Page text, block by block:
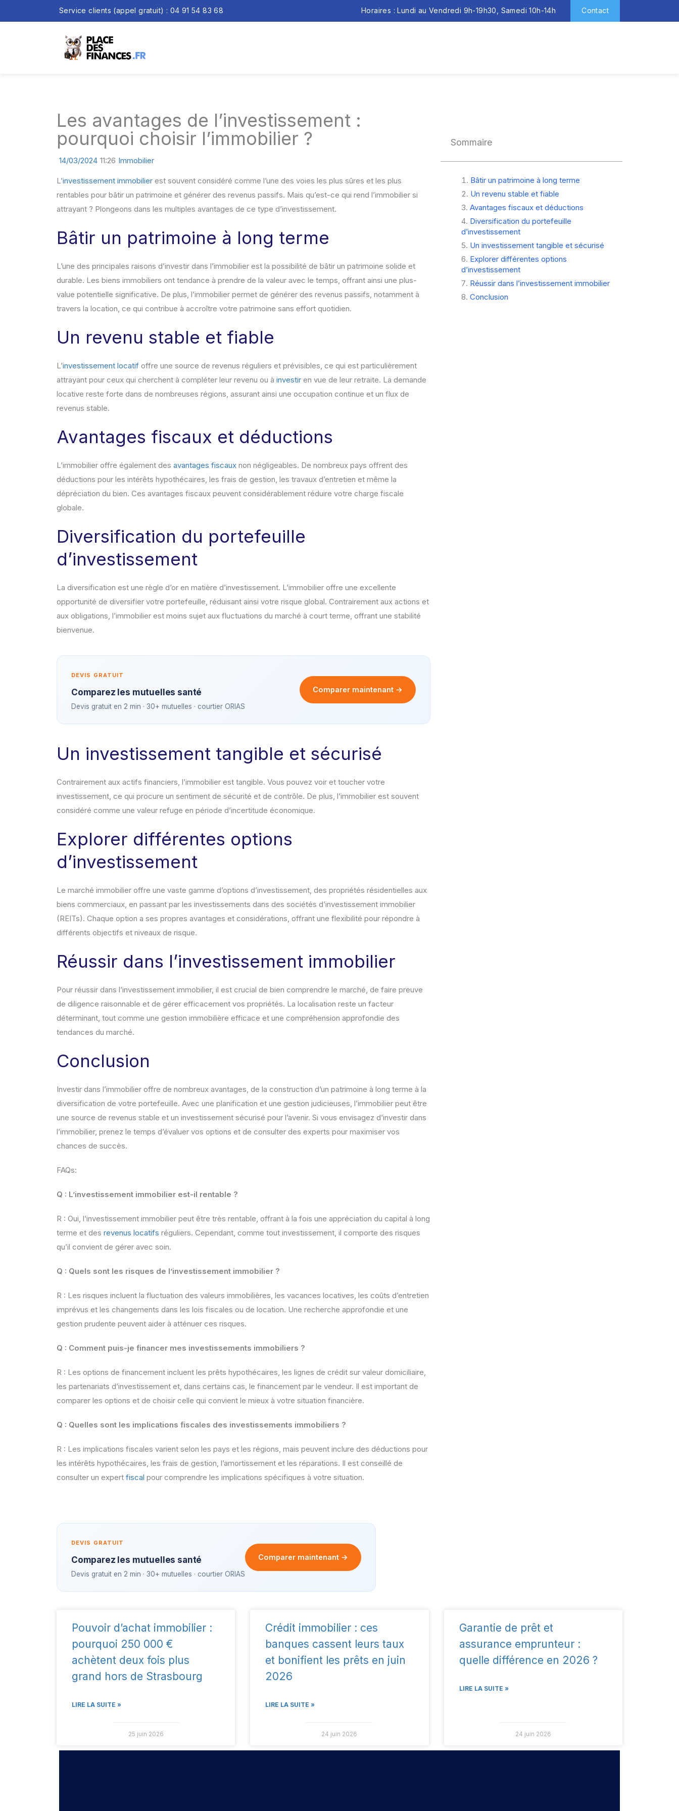
Service clients (appel gratuit) : 04 91 54 83 68 Horaires : Lundi au Vendredi 9h-19h30, Samedi 10h-14h Contact
Les avantages de l’investissement :
pourquoi choisir l’immobilier ?
14/03/2024 11:26 Immobilier
L’investissement immobilier est souvent considéré comme l’une des voies les plus sûres et les plus
rentables pour bâtir un patrimoine et générer des revenus passifs. Mais qu’est-ce qui rend l’immobilier si
attrayant ? Plongeons dans les multiples avantages de ce type d’investissement.
Bâtir un patrimoine à long terme
L’une des principales raisons d’investir dans l’immobilier est la possibilité de bâtir un patrimoine solide et
durable. Les biens immobiliers ont tendance à prendre de la valeur avec le temps, offrant ainsi une plus-
value potentielle significative. De plus, l’immobilier permet de générer des revenus passifs, notamment à
travers la location, ce qui contribue à accroître votre patrimoine sans effort quotidien.
Un revenu stable et fiable
L’investissement locatif offre une source de revenus réguliers et prévisibles, ce qui est particulièrement
attrayant pour ceux qui cherchent à compléter leur revenu ou à investir en vue de leur retraite. La demande
locative reste forte dans de nombreuses régions, assurant ainsi une occupation continue et un flux de
revenus stable.
Avantages fiscaux et déductions
L’immobilier offre également des avantages fiscaux non négligeables. De nombreux pays offrent des
déductions pour les intérêts hypothécaires, les frais de gestion, les travaux d’entretien et même la
dépréciation du bien. Ces avantages fiscaux peuvent considérablement réduire votre charge fiscale
globale.
Diversification du portefeuille
d’investissement
La diversification est une règle d’or en matière d’investissement. L’immobilier offre une excellente
opportunité de diversifier votre portefeuille, réduisant ainsi votre risque global. Contrairement aux actions et
aux obligations, l’immobilier est moins sujet aux fluctuations du marché à court terme, offrant une stabilité
bienvenue.
DEVIS GRATUIT
Comparez les mutuelles santé
Devis gratuit en 2 min · 30+ mutuelles · courtier ORIAS
Comparer maintenant →
Un investissement tangible et sécurisé
Contrairement aux actifs financiers, l’immobilier est tangible. Vous pouvez voir et toucher votre
investissement, ce qui procure un sentiment de sécurité et de contrôle. De plus, l’immobilier est souvent
considéré comme une valeur refuge en période d’incertitude économique.
Explorer différentes options
d’investissement
Le marché immobilier offre une vaste gamme d’options d’investissement, des propriétés résidentielles aux
biens commerciaux, en passant par les investissements dans des sociétés d’investissement immobilier
(REITs). Chaque option a ses propres avantages et considérations, offrant une flexibilité pour répondre à
différents objectifs et niveaux de risque.
Réussir dans l’investissement immobilier
Pour réussir dans l’investissement immobilier, il est crucial de bien comprendre le marché, de faire preuve
de diligence raisonnable et de gérer efficacement vos propriétés. La localisation reste un facteur
déterminant, tout comme une gestion immobilière efficace et une compréhension approfondie des
tendances du marché.
Conclusion
Investir dans l’immobilier offre de nombreux avantages, de la construction d’un patrimoine à long terme à la
diversification de votre portefeuille. Avec une planification et une gestion judicieuses, l’immobilier peut être
une source de revenus stable et un investissement sécurisé pour l’avenir. Si vous envisagez d’investir dans
l’immobilier, prenez le temps d’évaluer vos options et de consulter des experts pour maximiser vos
chances de succès.
FAQs:
Q : L’investissement immobilier est-il rentable ?
R : Oui, l’investissement immobilier peut être très rentable, offrant à la fois une appréciation du capital à long
terme et des revenus locatifs réguliers. Cependant, comme tout investissement, il comporte des risques
qu’il convient de gérer avec soin.
Q : Quels sont les risques de l’investissement immobilier ?
R : Les risques incluent la fluctuation des valeurs immobilières, les vacances locatives, les coûts d’entretien
imprévus et les changements dans les lois fiscales ou de location. Une recherche approfondie et une
gestion prudente peuvent aider à atténuer ces risques.
Q : Comment puis-je financer mes investissements immobiliers ?
R : Les options de financement incluent les prêts hypothécaires, les lignes de crédit sur valeur domiciliaire,
les partenariats d’investissement et, dans certains cas, le financement par le vendeur. Il est important de
comparer les options et de choisir celle qui convient le mieux à votre situation financière.
Q : Quelles sont les implications fiscales des investissements immobiliers ?
R : Les implications fiscales varient selon les pays et les régions, mais peuvent inclure des déductions pour
les intérêts hypothécaires, les frais de gestion, l’amortissement et les réparations. Il est conseillé de
consulter un expert fiscal pour comprendre les implications spécifiques à votre situation.
Sommaire
Bâtir un patrimoine à long terme
Un revenu stable et fiable
Avantages fiscaux et déductions
Diversification du portefeuille
d’investissement
Un investissement tangible et sécurisé
Explorer différentes options
d’investissement
Réussir dans l’investissement immobilier
Conclusion
DEVIS GRATUIT
Comparez les mutuelles santé
Devis gratuit en 2 min · 30+ mutuelles · courtier ORIAS
Comparer maintenant →
Pouvoir d’achat immobilier :
pourquoi 250 000 €
achètent deux fois plus
grand hors de Strasbourg
LIRE LA SUITE »
25 juin 2026
Crédit immobilier : ces
banques cassent leurs taux
et bonifient les prêts en juin
2026
LIRE LA SUITE »
24 juin 2026
Garantie de prêt et
assurance emprunteur :
quelle différence en 2026 ?
LIRE LA SUITE »
24 juin 2026